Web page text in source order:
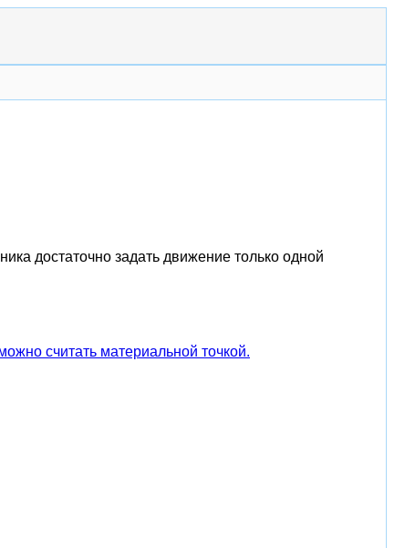
достаточно задать движение только одной
считать материальной точкой.